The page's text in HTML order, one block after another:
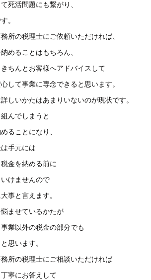
死活問題にも繋がり、
。
所の税理士にご依頼いただければ、
めることはもちろん、
ちんとお客様へアドバイスして
して事業に専念できると思います。
しいかたはあまりいないのが現状です。
んでしまうと
ることになり、
手元には
金を納める前に
けませんので
事と言えます。
ませているかたが
業以外の税金の部分でも
思います。
所の税理士にご相談いただければ
寧にお答えして